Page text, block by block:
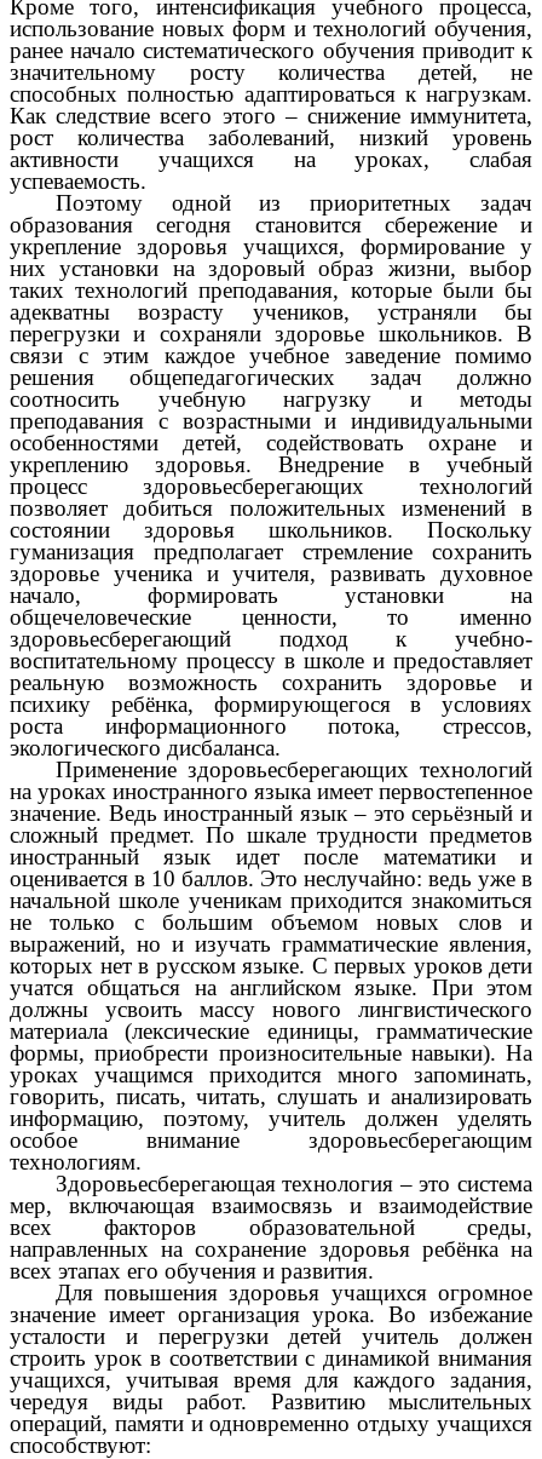
Кроме того, интенсификация учебного процесса,
использование новых форм и технологий обучения,
ранее начало систематического обучения приводит к
значительному росту количества детей, не
способных полностью адаптироваться к нагрузкам.
Как следствие всего этого – снижение иммунитета,
рост количества заболеваний, низкий уровень
активности учащихся на уроках, слабая
успеваемость.
Поэтому одной из приоритетных задач
образования сегодня становится сбережение и
укрепление здоровья учащихся, формирование у
них установки на здоровый образ жизни, выбор
таких технологий преподавания, которые были бы
адекватны возрасту учеников, устраняли бы
перегрузки и сохраняли здоровье школьников. В
связи с этим каждое учебное заведение помимо
решения общепедагогических задач должно
соотносить учебную нагрузку и методы
преподавания с возрастными и индивидуальными
особенностями детей, содействовать охране и
укреплению здоровья. Внедрение в учебный
процесс здоровьесберегающих технологий
позволяет добиться положительных изменений в
состоянии здоровья школьников. Поскольку
гуманизация предполагает стремление сохранить
здоровье ученика и учителя, развивать духовное
начало, формировать установки на
общечеловеческие ценности, то именно
здоровьесберегающий подход к учебно-
воспитательному процессу в школе и предоставляет
реальную возможность сохранить здоровье и
психику ребёнка, формирующегося в условиях
роста информационного потока, стрессов,
экологического дисбаланса.
Применение здоровьесберегающих технологий
на уроках иностранного языка имеет первостепенное
значение. Ведь иностранный язык – это серьёзный и
сложный предмет. По шкале трудности предметов
иностранный язык идет после математики и
оценивается в 10 баллов. Это неслучайно: ведь уже в
начальной школе ученикам приходится знакомиться
не только с большим объемом новых слов и
выражений, но и изучать грамматические явления,
которых нет в русском языке. С первых уроков дети
учатся общаться на английском языке. При этом
должны усвоить массу нового лингвистического
материала (лексические единицы, грамматические
формы, приобрести произносительные навыки). На
уроках учащимся приходится много запоминать,
говорить, писать, читать, слушать и анализировать
информацию, поэтому, учитель должен уделять
особое внимание здоровьесберегающим
технологиям.
Здоровьесберегающая технология – это система
мер, включающая взаимосвязь и взаимодействие
всех факторов образовательной среды,
направленных на сохранение здоровья ребёнка на
всех этапах его обучения и развития.
Для повышения здоровья учащихся огромное
значение имеет организация урока. Во избежание
усталости и перегрузки детей учитель должен
строить урок в соответствии с динамикой внимания
учащихся, учитывая время для каждого задания,
чередуя виды работ. Развитию мыслительных
операций, памяти и одновременно отдыху учащихся
способствуют: